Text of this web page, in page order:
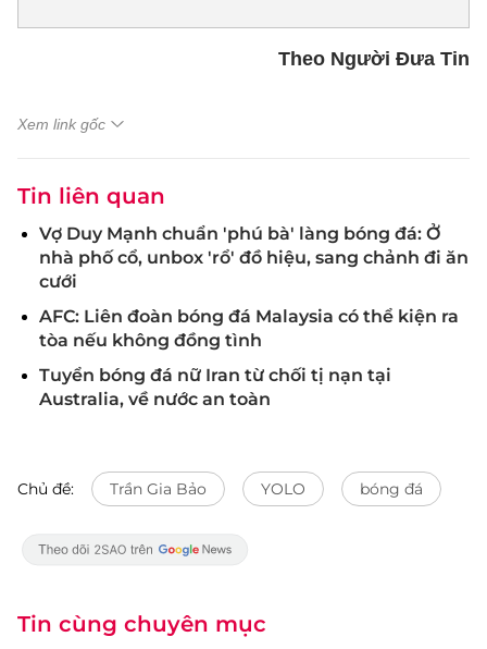
Theo Người Đưa Tin
Xem link gốc
Tin liên quan
Vợ Duy Mạnh chuẩn 'phú bà' làng bóng đá: Ở
nhà phố cổ, unbox 'rổ' đồ hiệu, sang chảnh đi ăn
cưới
AFC: Liên đoàn bóng đá Malaysia có thể kiện ra
tòa nếu không đồng tình
Tuyển bóng đá nữ Iran từ chối tị nạn tại
Australia, về nước an toàn
Chủ đề: Trần Gia Bảo YOLO bóng đá
Tin cùng chuyên mục